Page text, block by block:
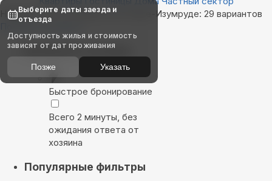
Найдём, где остановиться в Орле-Изумруде: 29 вариантов
Показать на карте
Выбирайте лучшее
Быстрое бронирование
Всего 2 минуты, без
ожидания ответа от
хозяина
Популярные фильтры
Выберите даты заезда и
отъезда
Доступность жилья и стоимость
зависят от дат проживания
Позже Указать